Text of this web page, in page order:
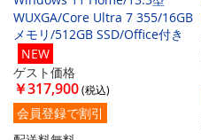
WUXGA/Core Ultra 7 355/16GB
メモリ/512GB SSD/Office付き
NEW
ゲスト価格
￥317,900
会員登録で割引